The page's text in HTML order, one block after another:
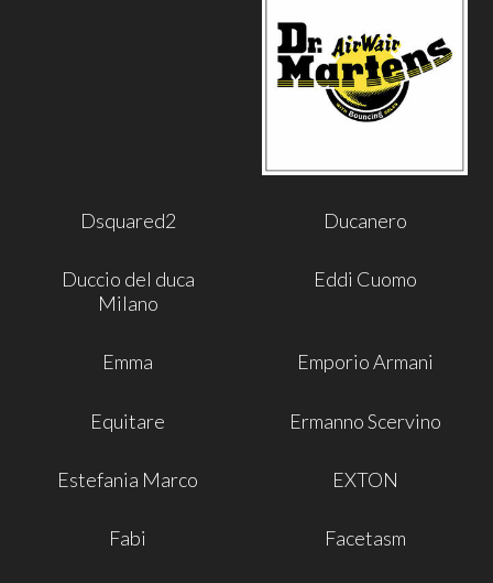
Dsquared2 Ducanero
Duccio del duca
Milano
Eddi Cuomo
Emma Emporio Armani
Equitare Ermanno Scervino
Estefania Marco EXTON
Fabi Facetasm